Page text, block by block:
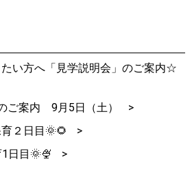
い方へ「見学説明会」のご案内☆
ご案内 9月5日（土）
２日目🌞🌻
日目🌞🍨